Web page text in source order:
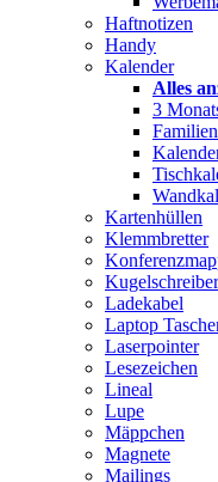
Haftnotizen
Handy
Kalender
Alles
3
Kartenhüllen
Klemmbretter
Kugelschreiber
Ladekabel
Laptop
Laserpointer
Lesezeichen
Lineal
Lupe
Mäppchen
Magnete
Mailings